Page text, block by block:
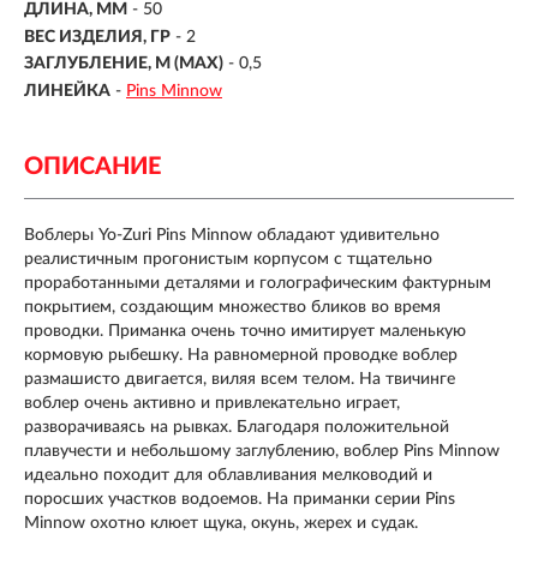
ДЛИНА, ММ - 50
ВЕС ИЗДЕЛИЯ, ГР - 2
ЗАГЛУБЛЕНИЕ, М (MAX) - 0,5
ЛИНЕЙКА - Pins Minnow
ОПИСАНИЕ
Воблеры Yo-Zuri Pins Minnow обладают удивительно
реалистичным прогонистым корпусом с тщательно
проработанными деталями и голографическим фактурным
покрытием, создающим множество бликов во время
проводки. Приманка очень точно имитирует маленькую
кормовую рыбешку. На равномерной проводке воблер
размашисто двигается, виляя всем телом. На твичинге
воблер очень активно и привлекательно играет,
разворачиваясь на рывках. Благодаря положительной
плавучести и небольшому заглублению, воблер Pins Minnow
идеально походит для облавливания мелководий и
поросших участков водоемов. На приманки серии Pins
Minnow охотно клюет щука, окунь, жерех и судак.